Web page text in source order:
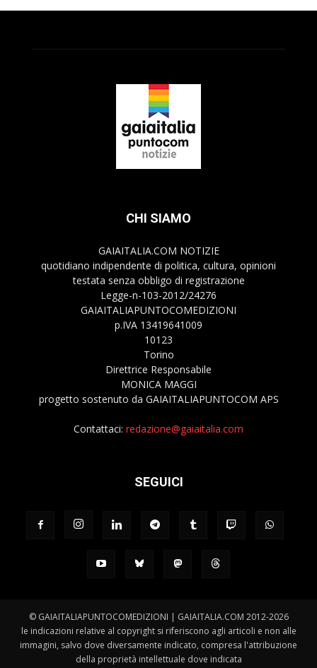
CHI SIAMO
GAIAITALIA.COM NOTIZIE
quotidiano indipendente di politica, cultura, opinioni
testata senza obbligo di registrazione
Legge-n-103-2012/24276
GAIAITALIAPUNTOCOMEDIZIONI
p.IVA 13419641009
10123
Torino
Direttrice Responsabile
MONICA MAGGI
progetto sostenuto da GAIAITALIAPUNTOCOM APS
Contattaci: redazione@gaiaitalia.com
SEGUICI
© GAIAITALIAPUNTOCOMEDIZIONI | GAIAITALIA.COM 2012-2026
le indicazioni relative al copyright si riferiscono agli articoli e non alle
immagini, salvo dove diversamente indicato, compresa l'attribuzione
della proprietà intellettuale dove indicata